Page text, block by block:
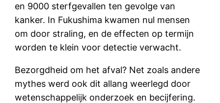
en 9000 sterfgevallen ten gevolge van
kanker. In Fukushima kwamen nul mensen
om door straling, en de effecten op termijn
worden te klein voor detectie verwacht.
Bezorgdheid om het afval? Net zoals andere
mythes werd ook dit allang weerlegd door
wetenschappelijk onderzoek en becijfering.